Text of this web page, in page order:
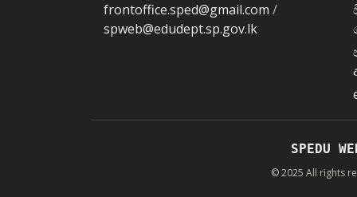
frontoffice.sped@gmail.com /
spweb@edudept.sp.gov.lk
SPEDU
© 2025 All rights